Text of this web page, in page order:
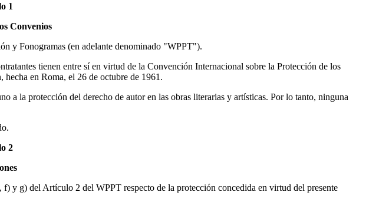
1
Convenios
y Fonogramas (en adelante denominado "WPPT").
tienen entre sí en virtud de la Convención Internacional sobre la Protección de los
en Roma, el 26 de octubre de 1961.
a la protección del derecho de autor en las obras literarias y artísticas. Por lo tanto, ninguna
2
y g) del Artículo 2 del WPPT respecto de la protección concedida en virtud del presente